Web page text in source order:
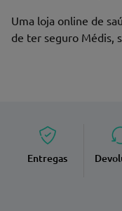
Uma loja online de
de ter seguro Médis,
Entregas